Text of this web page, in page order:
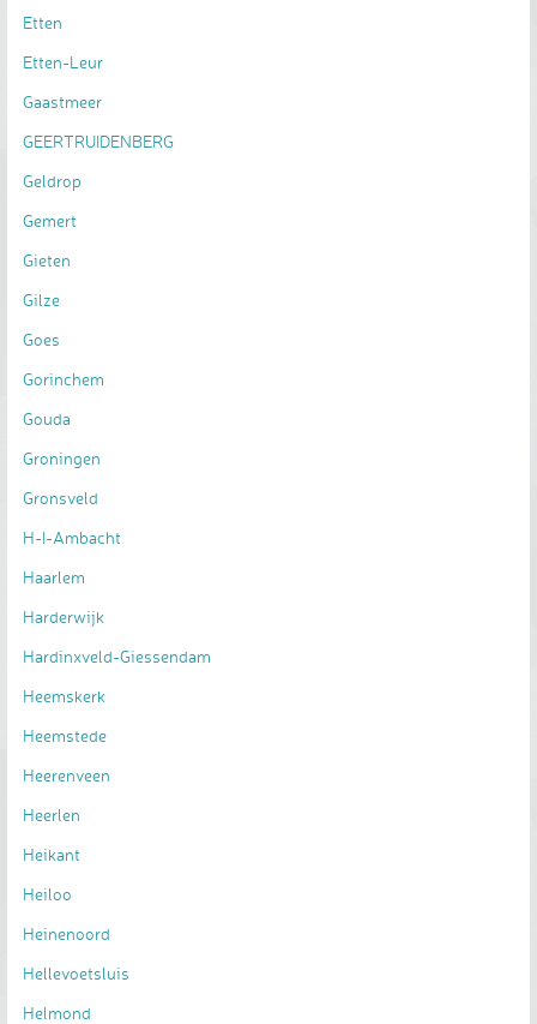
Etten
Etten-Leur
Gaastmeer
GEERTRUIDENBERG
Geldrop
Gemert
Gieten
Gilze
Goes
Gorinchem
Gouda
Groningen
Gronsveld
H-I-Ambacht
Haarlem
Harderwijk
Hardinxveld-Giessendam
Heemskerk
Heemstede
Heerenveen
Heerlen
Heikant
Heiloo
Heinenoord
Hellevoetsluis
Helmond